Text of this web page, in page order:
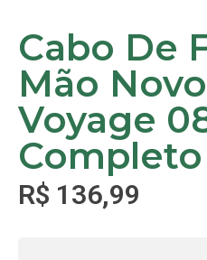
Cabo De
Mão
Voyage
Completo
R$ 136,99